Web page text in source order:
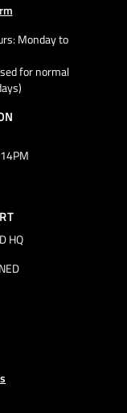
Monday to
for normal
HQ